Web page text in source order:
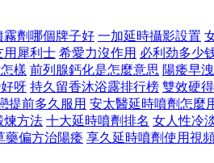
霧劑哪個牌子好 一加延時攝影設置
用犀利士 希愛力沒作用 必利劲多少
樣 前列腺鈣化是怎麼意思 陽痿早
呀 持久留香沐浴露排行榜 雙效硬
提前多久服用 安太醫延時噴劑怎麼
煉方法 十大延時噴劑排名 女人性冷
藥偏方治陽痿 享久延時噴劑使用視